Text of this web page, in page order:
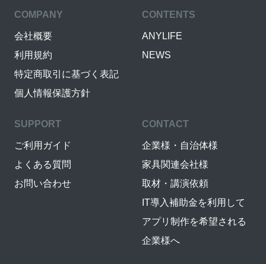
COMPANY
会社概要
利用規約
特定商取引に基づく表記
個人情報保護方針
CONTENTS
ANYLIFE
NEWS
SUPPORT
ご利用ガイド
よくある質問
お問い合わせ
CONTACT
企業様・自治体様
家具関連会社様
取材・講演依頼
IT導入補助金を利用して
アプリ制作を希望される
企業様へ